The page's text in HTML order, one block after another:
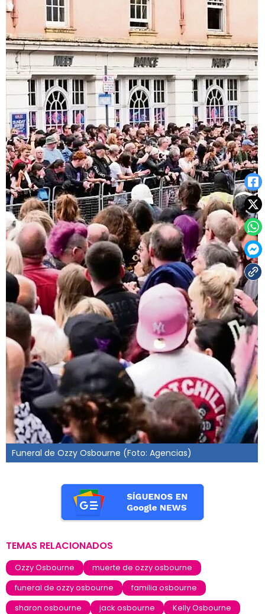
Funeral de Ozzy Osbourne (Foto: Agencias)
TEMAS RELACIONADOS
Ozzy Osbourne
muerte de ozzy osbourne
funeral de ozzy osbourne
familia osbourne
sharon osbourne
jack osbourne
Kelly Osbourne